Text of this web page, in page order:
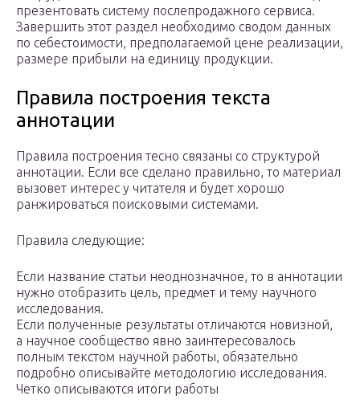
презентовать систему послепродажного сервиса.
Завершить этот раздел необходимо сводом данных
по себестоимости, предполагаемой цене реализации,
размере прибыли на единицу продукции.
Правила построения текста
аннотации
Правила построения тесно связаны со структурой
аннотации. Если все сделано правильно, то материал
вызовет интерес у читателя и будет хорошо
ранжироваться поисковыми системами.
Правила следующие:
Если название статьи неоднозначное, то в аннотации
нужно отобразить цель, предмет и тему научного
исследования.
Если полученные результаты отличаются новизной,
а научное сообщество явно заинтересовалось
полным текстом научной работы, обязательно
подробно описывайте методологию исследования.
Четко описываются итоги работы